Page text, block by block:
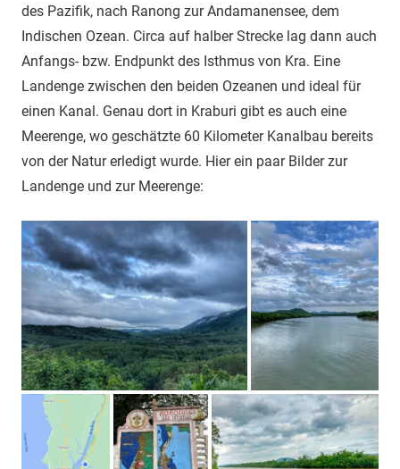
des Pazifik, nach Ranong zur Andamanensee, dem
Indischen Ozean. Circa auf halber Strecke lag dann auch
Anfangs- bzw. Endpunkt des Isthmus von Kra. Eine
Landenge zwischen den beiden Ozeanen und ideal für
einen Kanal. Genau dort in Kraburi gibt es auch eine
Meerenge, wo geschätzte 60 Kilometer Kanalbau bereits
von der Natur erledigt wurde. Hier ein paar Bilder zur
Landenge und zur Meerenge: